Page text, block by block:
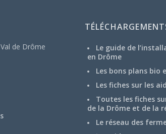
de Drôme
Le guide de
en Drôme
Les bons plans bio
Les fiches sur les
Toutes les fiches
de la Drôme et de la
Le réseau des